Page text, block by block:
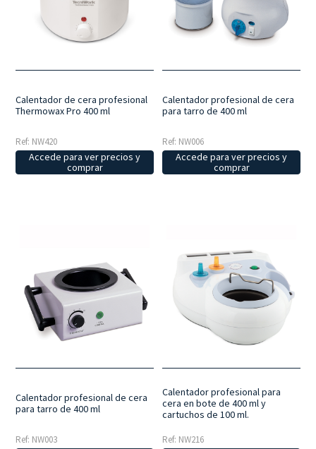
Calentador de cera profesional
Thermowax Pro 400 ml
Ref: NW420
Accede para ver precios y
comprar
Calentador profesional de cera
para tarro de 400 ml
Ref: NW006
Accede para ver precios y
comprar
Calentador profesional de cera
para tarro de 400 ml
Ref: NW003
Calentador profesional para
cera en bote de 400 ml y
cartuchos de 100 ml.
Ref: NW216